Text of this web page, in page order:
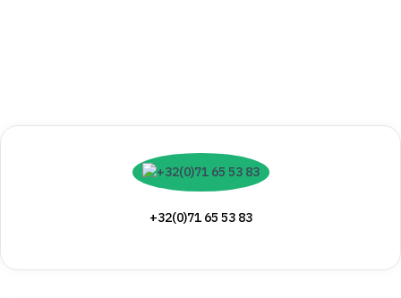
+32(0)71 65 53 83